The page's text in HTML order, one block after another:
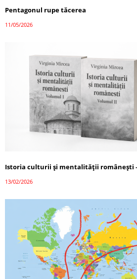
Pentagonul rupe tăcerea
11/05/2026
Istoria culturii și mentalității românești
13/02/2026